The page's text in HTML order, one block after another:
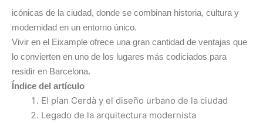
icónicas de la ciudad, donde se combinan historia, cultura y
modernidad en un entorno único.
Vivir en el Eixample ofrece una gran cantidad de ventajas que
lo convierten en uno de los lugares más codiciados para
residir en Barcelona.
Índice del artículo
El plan Cerdà y el diseño urbano de la ciudad
Legado de la arquitectura modernista